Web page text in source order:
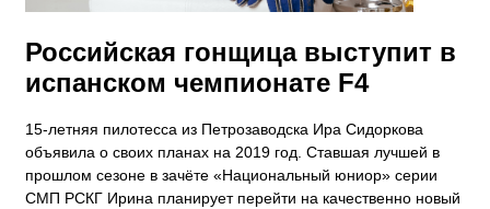
Российская гонщица выступит в
испанском чемпионате F4
15-летняя пилотесса из Петрозаводска Ира Сидоркова
объявила о своих планах на 2019 год. Ставшая лучшей в
прошлом сезоне в зачёте «Национальный юниор» серии
СМП РСКГ Ирина планирует перейти на качественно новый